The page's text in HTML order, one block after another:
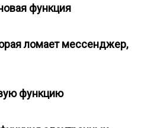
функция
ломает мессенджер,
функцию